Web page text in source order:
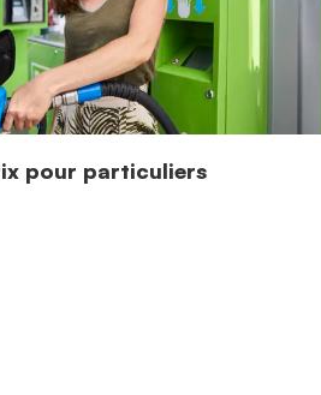
pour particuliers